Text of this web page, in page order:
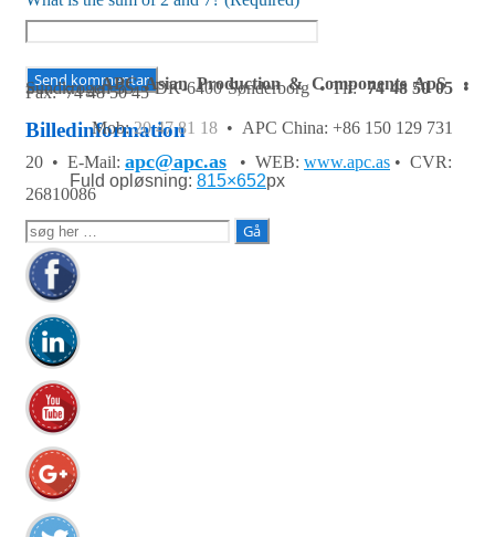
Billedinformation
Fuld opløsning: 815×652px
APC Asian Production & Components ApS•
Sundkrogen 35 • DK-6400 Sønderborg • Tlf:74 48 50 05•
Fax: 74 48 50 45
Mob:20 47 81 18 • APC China: +86 150 129 731
20 • E-Mail: apc@apc.as • WEB: www.apc.as • CVR:
26810086
Søg
efter: